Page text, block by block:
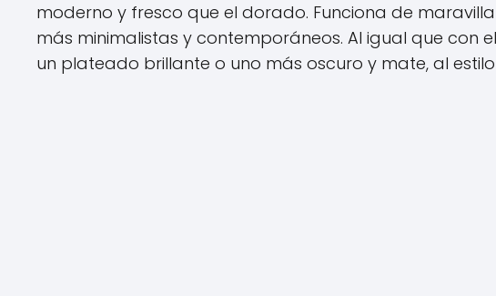
moderno y fresco que el dorado. Funciona de
más minimalistas y contemporáneos. Al igual que con
un plateado brillante o uno más oscuro y mate, al